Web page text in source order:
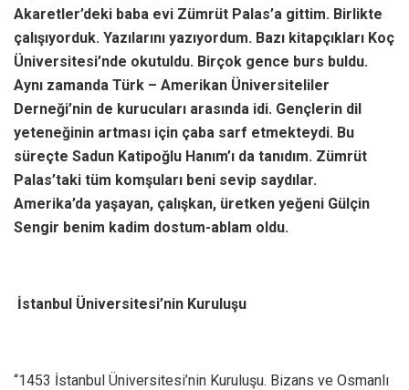
Akaretler’deki baba evi Zümrüt Palas’a gittim. Birlikte
çalışıyorduk. Yazılarını yazıyordum. Bazı kitapçıkları Koç
Üniversitesi’nde okutuldu. Birçok gence burs buldu.
Aynı zamanda Türk – Amerikan Üniversiteliler
Derneği’nin de kurucuları arasında idi. Gençlerin dil
yeteneğinin artması için çaba sarf etmekteydi. Bu
süreçte Sadun Katipoğlu Hanım’ı da tanıdım. Zümrüt
Palas’taki tüm komşuları beni sevip saydılar.
Amerika’da yaşayan, çalışkan, üretken yeğeni Gülçin
Sengir benim kadim dostum-ablam oldu.
İstanbul Üniversitesi’nin Kuruluşu
“1453 İstanbul Üniversitesi’nin Kuruluşu. Bizans ve Osmanlı